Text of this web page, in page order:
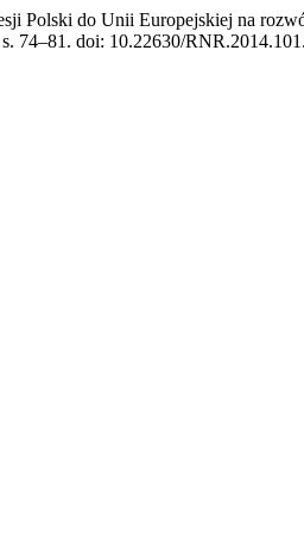
Polski do Unii Europejskiej na
74–81. doi: 10.22630/